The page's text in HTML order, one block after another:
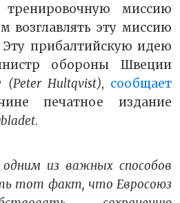
тренировочную миссию
возглавлять эту миссию
прибалтийскую идею
обороны Швеции
(Peter Hultqvist), сообщает
печатное издание
.
из важных способов
тот факт, что Евросоюз